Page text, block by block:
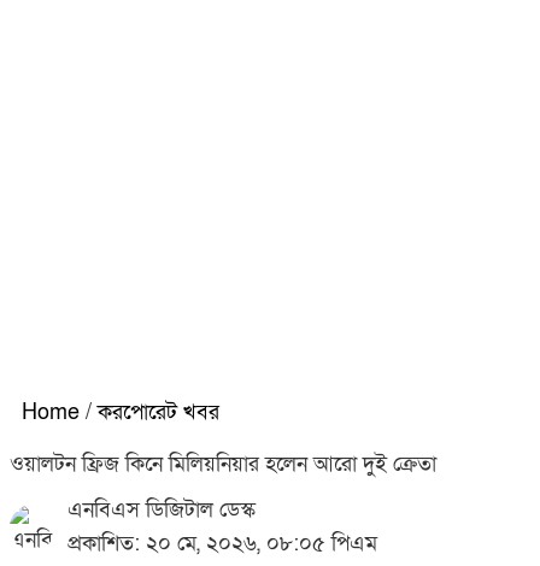
Home / করপোরেট খবর
ওয়ালটন ফ্রিজ কিনে মিলিয়নিয়ার হলেন আরো দুই ক্রেতা
এনবিএস ডিজিটাল ডেস্ক
প্রকাশিত: ২০ মে, ২০২৬, ০৮:০৫ পিএম